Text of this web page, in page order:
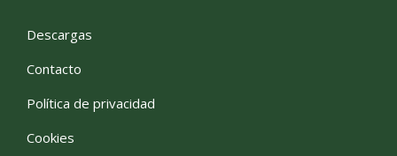
Descargas
Contacto
Política de privacidad
Cookies